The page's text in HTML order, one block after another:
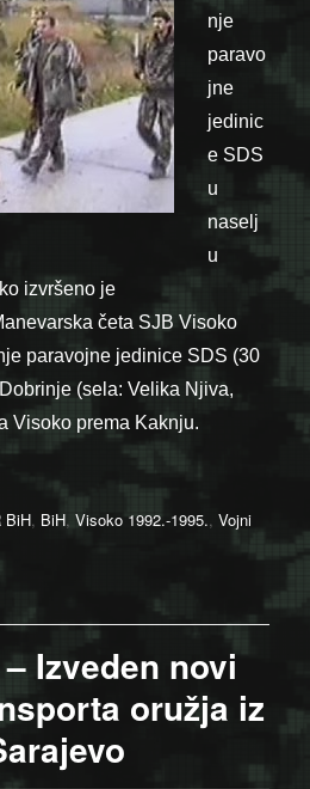
nje
paravo
jne
jedinic
e SDS
u
naselj
u
izvršeno je
četa SJB Visoko
paravojne jedinice SDS (30
(sela: Velika Njiva,
Visoko prema Kaknju.
– Manevarska četa SJB
BiH, BiH,Visoko 1992.-1995.,Vojni
Izveden novi
oružja iz